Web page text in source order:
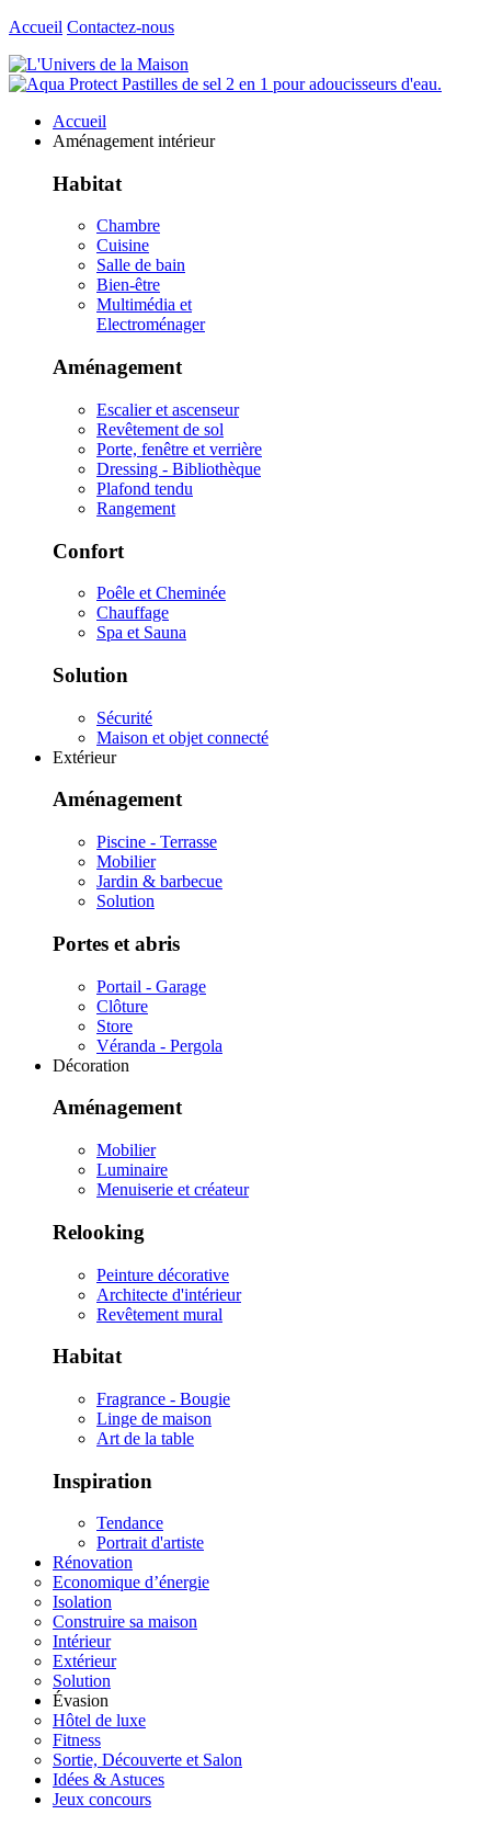
Accueil Contactez-nous
Accueil
Aménagement intérieur
Habitat
Chambre
Cuisine
Salle de bain
Bien-être
Multimédia et
Electroménager
Aménagement
Escalier et ascenseur
Revêtement de sol
Porte, fenêtre et verrière
Dressing - Bibliothèque
Plafond tendu
Rangement
Confort
Poêle et Cheminée
Chauffage
Spa et Sauna
Solution
Sécurité
Maison et objet connecté
Extérieur
Aménagement
Piscine - Terrasse
Mobilier
Jardin & barbecue
Solution
Portes et abris
Portail - Garage
Clôture
Store
Véranda - Pergola
Décoration
Aménagement
Mobilier
Luminaire
Menuiserie et créateur
Relooking
Peinture décorative
Architecte d'intérieur
Revêtement mural
Habitat
Fragrance - Bougie
Linge de maison
Art de la table
Inspiration
Tendance
Portrait d'artiste
Rénovation
Economique d’énergie
Isolation
Construire sa maison
Intérieur
Extérieur
Solution
Évasion
Hôtel de luxe
Fitness
Sortie, Découverte et Salon
Idées & Astuces
Jeux concours